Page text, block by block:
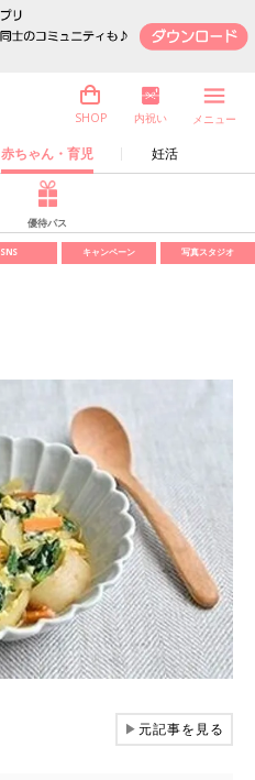
赤ちゃん・育児 妊活
SHOP 内祝い メニュー
優待パス
SNS キャンペーン 写真スタジオ
▶元記事を見る